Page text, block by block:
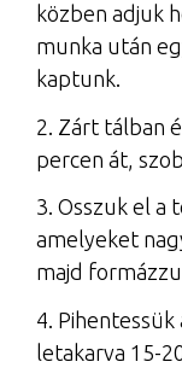
közben adjuk
munka után
kaptunk.
2. Zárt tálban
percen át,
3. Osszuk el a
amelyeket
majd
4.
letakarva 15-